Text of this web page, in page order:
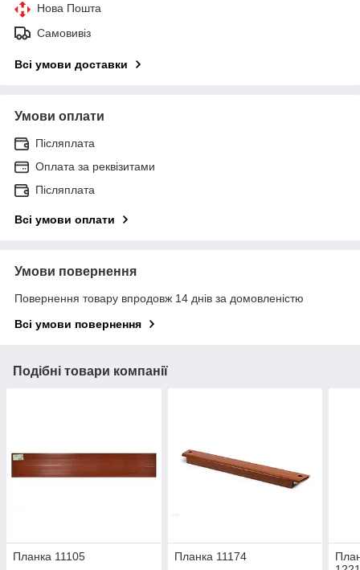
Нова Пошта
Самовивіз
Всі умови доставки
Умови оплати
Післяплата
Оплата за реквізитами
Післяплата
Всі умови оплати
Умови повернення
Повернення товару впродовж 14 днів за домовленістю
Всі умови повернення
Подібні товари компанії
Планка 11105 Планка 11174